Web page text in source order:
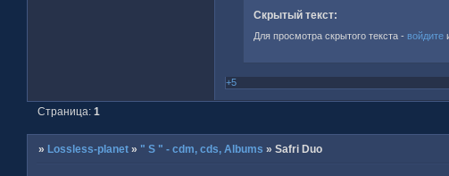
Скрытый текст:
Для просмотра скрытого текста - войдите
+5
Страница:1
» Lossless-planet » " S " - cdm, cds, Albums »Safri Duo